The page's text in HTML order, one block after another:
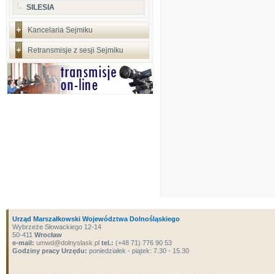
SILESIA
Kancelaria Sejmiku
Retransmisje z sesji Sejmiku
Urząd Marszałkowski Województwa Dolnośląskiego
Wybrzeże Słowackiego 12-14
50-411 Wrocław
e-mail: umwd@dolnyslask.pl tel.: (+48 71) 776 90 53
Godziny pracy Urzędu: poniedziałek - piątek: 7.30 - 15.30